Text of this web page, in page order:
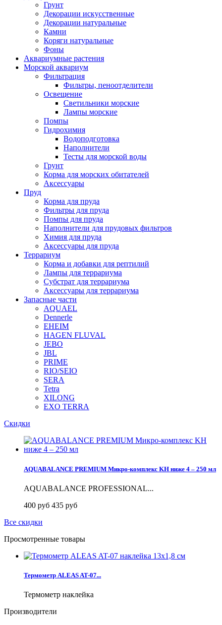
Грунт
Декорации искусственные
Декорации натуральные
Камни
Коряги натуральные
Фоны
Аквариумные растения
Морской аквариум
Фильтрация
Фильтры, пеноотделители
Освещение
Светильники морские
Лампы морские
Помпы
Гидрохимия
Водоподготовка
Наполнители
Тесты для морской воды
Грунт
Корма для морских обитателей
Аксессуары
Пруд
Корма для пруда
Фильтры для пруда
Помпы для пруда
Наполнители для прудовых фильтров
Химия для пруда
Аксессуары для пруда
Террариум
Корма и добавки для рептилий
Лампы для террариума
Субстрат для террариума
Аксессуары для террариума
Запасные части
AQUAEL
Dennerle
EHEIM
HAGEN FLUVAL
JEBO
JBL
PRIME
RIO/SEIO
SERA
Tetra
XILONG
EXO TERRA
Скидки
AQUABALANCE PREMIUM Микро-комплекс KH ниже 4 – 250 мл
AQUABALANCE PROFESSIONAL...
400 руб 435 руб
Все скидки
Просмотренные товары
Термометр ALEAS AT-07...
Термометр наклейка
Производители